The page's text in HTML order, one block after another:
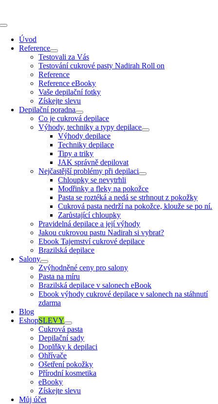
obsah
Toggle
Navigation
Úvod
Reference
Testovali za Vás
Testování cukrové pasty Nadirah Roll on
Reference
Reference eBooky
Vaše depilační fotky
Získejte slevu
Depilační poradna
Co je cukrová depilace
Výhody, techniky a typy depilace
Výhody depilace
Techniky depilace
Tipy a triky
JAK správně depilovat
Nejčastější problémy při depilaci
Chloupky se nevytrhli
Modřinky a fleky na pokožce
Pasta se roztéká a nedá se strhnout z pokožky
Cukrová pasta nedrží na pokožce, klouže se po ní.
Zarůstající chloupky
Pravidelná depilace a její výhody
Jakou cukrovou pastu Nadirah si vybrat?
Ebook Tajemství cukrové depilace
Brazilská depilace
Salony
Zvýhodněné ceny pro salony
Pasta na míru
Brazilská depilace v salonech eBook
Ebook výhody cukrové depilace v salonech na stáhnutí
zdarma
Blog
EshopSLEVY
Cukrová pasta
Depilační sady
Doplňky k depilaci
Ohřívače
Ošetření pokožky
Přírodní kosmetika
eBooky
Získejte slevu
Můj účet